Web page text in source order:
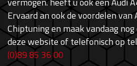
Ervaard an ook de voordelen
Chiptuning en maak vandaag
deze website of telefonisch op
(0)89 85 36 00